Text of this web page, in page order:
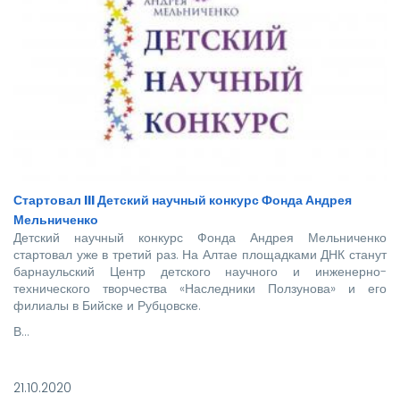
Стартовал III Детский научный конкурс Фонда Андрея
Мельниченко
Детский научный конкурс Фонда Андрея Мельниченко
стартовал уже в третий раз. На Алтае площадками ДНК станут
барнаульский Центр детского научного и инженерно-
технического творчества «Наследники Ползунова» и его
филиалы в Бийске и Рубцовске.
В…
21.10.2020